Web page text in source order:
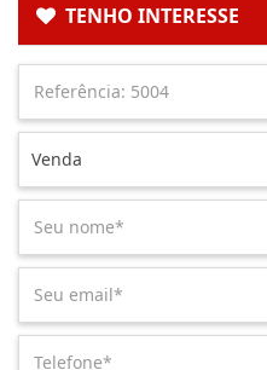
TENHO INTERESSE
Venda